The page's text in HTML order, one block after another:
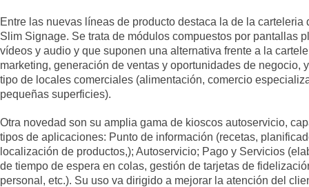
Entre las nuevas líneas de producto destaca la de la
Slim Signage. Se trata de módulos compuestos por pantallas
vídeos y audio y que suponen una alternativa frente a la
marketing, generación de ventas y oportunidades de negocio,
tipo de locales comerciales (alimentación, comercio
pequeñas superficies).
Otra novedad son su amplia gama de kioscos autoservicio,
tipos de aplicaciones: Punto de información (recetas,
localización de productos,); Autoservicio; Pago y Servicios
de tiempo de espera en colas, gestión de tarjetas de
personal, etc.). Su uso va dirigido a mejorar la atención del